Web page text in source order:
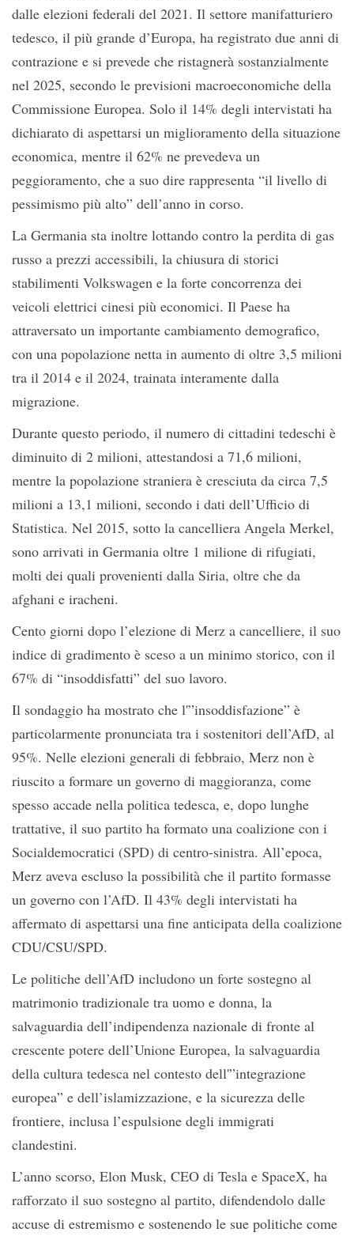
dalle elezioni federali del 2021. Il settore manifatturiero
tedesco, il più grande d’Europa, ha registrato due anni di
contrazione e si prevede che ristagnerà sostanzialmente
nel 2025, secondo le previsioni macroeconomiche della
Commissione Europea. Solo il 14% degli intervistati ha
dichiarato di aspettarsi un miglioramento della situazione
economica, mentre il 62% ne prevedeva un
peggioramento, che a suo dire rappresenta “il livello di
pessimismo più alto” dell’anno in corso.
La Germania sta inoltre lottando contro la perdita di gas
russo a prezzi accessibili, la chiusura di storici
stabilimenti Volkswagen e la forte concorrenza dei
veicoli elettrici cinesi più economici. Il Paese ha
attraversato un importante cambiamento demografico,
con una popolazione netta in aumento di oltre 3,5 milioni
tra il 2014 e il 2024, trainata interamente dalla
migrazione.
Durante questo periodo, il numero di cittadini tedeschi è
diminuito di 2 milioni, attestandosi a 71,6 milioni,
mentre la popolazione straniera è cresciuta da circa 7,5
milioni a 13,1 milioni, secondo i dati dell’Ufficio di
Statistica. Nel 2015, sotto la cancelliera Angela Merkel,
sono arrivati in Germania oltre 1 milione di rifugiati,
molti dei quali provenienti dalla Siria, oltre che da
afghani e iracheni.
Cento giorni dopo l’elezione di Merz a cancelliere, il suo
indice di gradimento è sceso a un minimo storico, con il
67% di “insoddisfatti” del suo lavoro.
Il sondaggio ha mostrato che l'”insoddisfazione” è
particolarmente pronunciata tra i sostenitori dell’AfD, al
95%. Nelle elezioni generali di febbraio, Merz non è
riuscito a formare un governo di maggioranza, come
spesso accade nella politica tedesca, e, dopo lunghe
trattative, il suo partito ha formato una coalizione con i
Socialdemocratici (SPD) di centro-sinistra. All’epoca,
Merz aveva escluso la possibilità che il partito formasse
un governo con l’AfD. Il 43% degli intervistati ha
affermato di aspettarsi una fine anticipata della coalizione
CDU/CSU/SPD.
Le politiche dell’AfD includono un forte sostegno al
matrimonio tradizionale tra uomo e donna, la
salvaguardia dell’indipendenza nazionale di fronte al
crescente potere dell’Unione Europea, la salvaguardia
della cultura tedesca nel contesto dell'”integrazione
europea” e dell’islamizzazione, e la sicurezza delle
frontiere, inclusa l’espulsione degli immigrati
clandestini.
L’anno scorso, Elon Musk, CEO di Tesla e SpaceX, ha
rafforzato il suo sostegno al partito, difendendolo dalle
accuse di estremismo e sostenendo le sue politiche come